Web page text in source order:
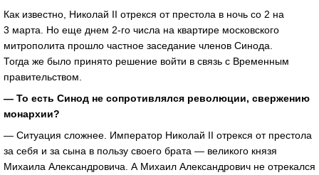
Как известно, Николай II отрекся от престола в ночь со 2 на
3 марта. Но еще днем 2-го числа на квартире московского
митрополита прошло частное заседание членов Синода.
Тогда же было принято решение войти в связь с Временным
правительством.
— То есть Синод не сопротивлялся революции, свержению
монархии?
— Ситуация сложнее. Император Николай II отрекся от престола
за себя и за сына в пользу своего брата — великого князя
Михаила Александровича. А Михаил Александрович не отрекался